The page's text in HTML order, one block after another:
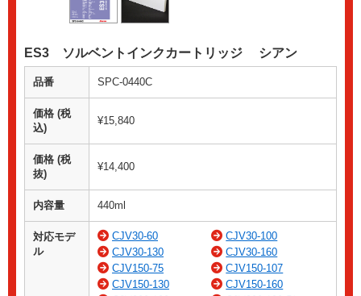
ES3 ソルベントインクカートリッジ シアン
品番 SPC-0440C
価格 (税
込)
¥15,840
価格 (税
抜)
¥14,400
内容量 440ml
対応モデ
ル
CJV30-60
CJV30-100
CJV30-130
CJV30-160
CJV150-75
CJV150-107
CJV150-130
CJV150-160